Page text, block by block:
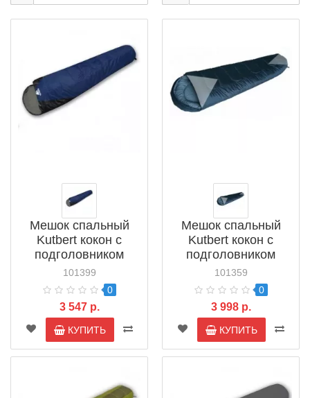
Мешок спальный
Kutbert кокон с
подголовником
230*80*55см
(101399)
101399
0
3 547 р.
КУПИТЬ
Мешок спальный
Kutbert кокон с
подголовником
230*85*65см
(101359)
101359
0
3 998 р.
КУПИТЬ